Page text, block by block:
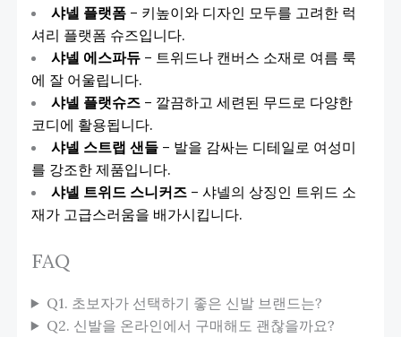
샤넬 플랫폼– 키높이와 디자인 모두를 고려한 럭
셔리 플랫폼 슈즈입니다.
샤넬 에스파듀– 트위드나 캔버스 소재로 여름 룩
에 잘 어울립니다.
샤넬 플랫슈즈– 깔끔하고 세련된 무드로 다양한
코디에 활용됩니다.
샤넬 스트랩 샌들– 발을 감싸는 디테일로 여성미
를 강조한 제품입니다.
샤넬 트위드 스니커즈– 샤넬의 상징인 트위드 소
재가 고급스러움을 배가시킵니다.
FAQ
Q1. 초보자가 선택하기 좋은 신발 브랜드는?
Q2. 신발을 온라인에서 구매해도 괜찮을까요?